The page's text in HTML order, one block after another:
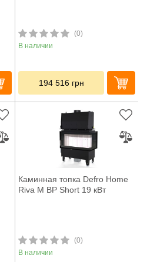
(0)
В наличии
194 516 грн
Каминная топка Defro Home
Riva M BP Short 19 кВт
(0)
В наличии